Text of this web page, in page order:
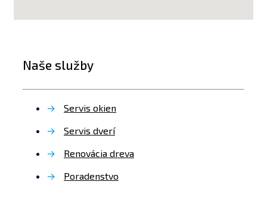
Naše služby
→
Servis okien
→
Servis dverí
→
Renovácia dreva
→
Poradenstvo